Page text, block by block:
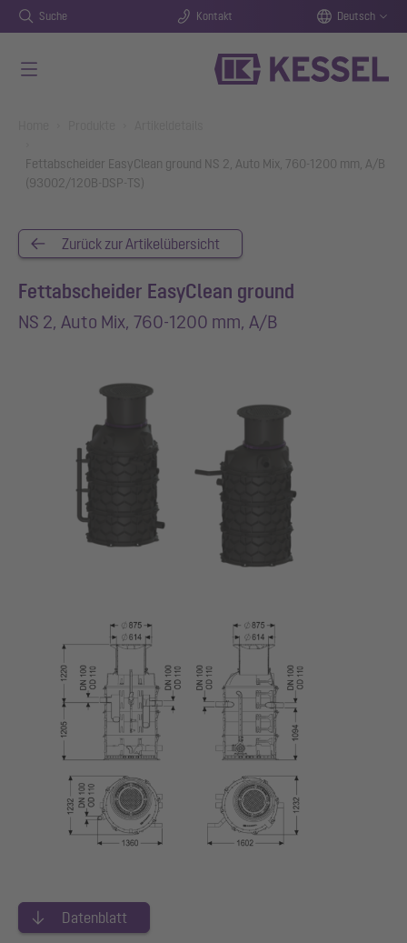
Suche Kontakt Deutsch
Fettabscheider EasyClean ground NS 2, Auto Mix, 760-1200 mm, A/B
(93002/120B-DSP-TS)
Zurück zur Artikelübersicht
Fettabscheider EasyClean ground
NS 2, Auto Mix, 760-1200 mm, A/B
Datenblatt